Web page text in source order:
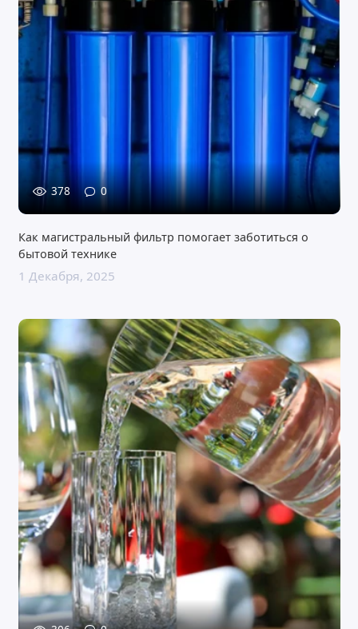
378 0
Как магистральный фильтр помогает заботиться о
бытовой технике
1 Декабря, 2025